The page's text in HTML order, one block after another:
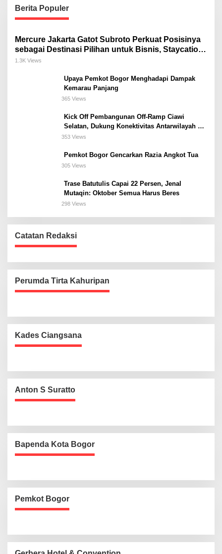
Berita Populer
Mercure Jakarta Gatot Subroto Perkuat Posisinya
sebagai Destinasi Pilihan untuk Bisnis, Staycation,
Meeting, dan Kuliner di Jakarta Selatan
1.3K Views
Upaya Pemkot Bogor Menghadapi Dampak
Kemarau Panjang
365 Views
Kick Off Pembangunan Off-Ramp Ciawi
Selatan, Dukung Konektivitas Antarwilayah di
Bogor Selatan
353 Views
Pemkot Bogor Gencarkan Razia Angkot Tua
305 Views
Trase Batutulis Capai 22 Persen, Jenal
Mutaqin: Oktober Semua Harus Beres
298 Views
Catatan Redaksi
Perumda Tirta Kahuripan
Kades Ciangsana
Anton S Suratto
Bapenda Kota Bogor
Pemkot Bogor